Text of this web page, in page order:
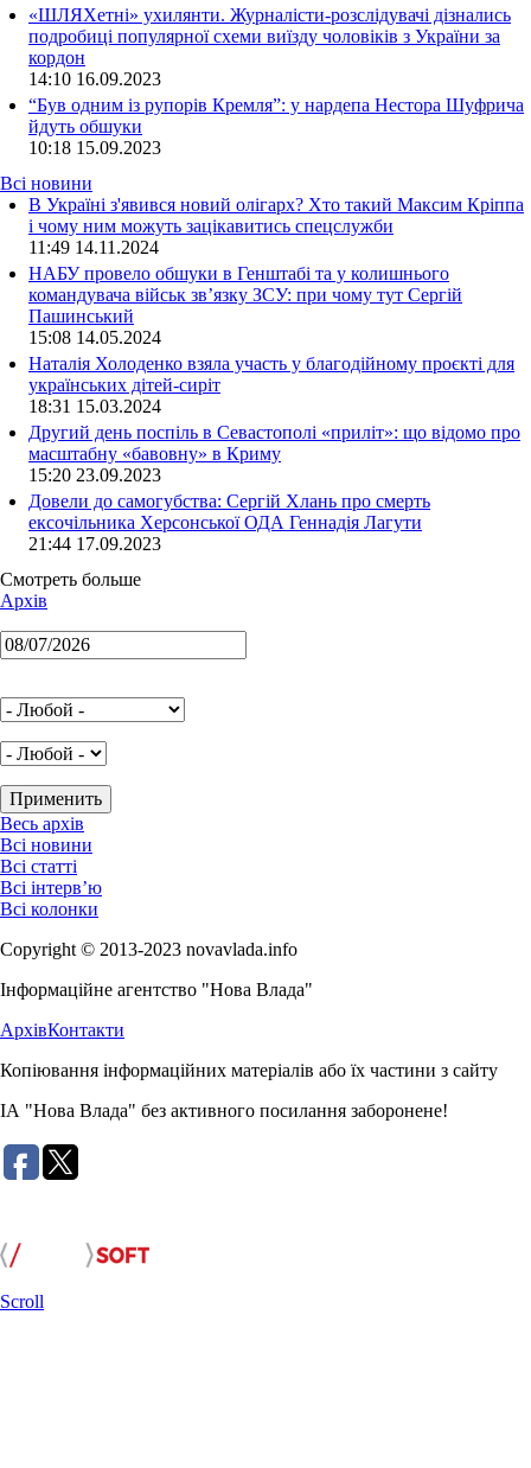
«ШЛЯХетні» ухилянти. Журналісти-розслідувачі дізнались
подробиці популярної схеми виїзду чоловіків з України за
кордон
14:10 16.09.2023
“Був одним із рупорів Кремля”: у нардепа Нестора Шуфрича
йдуть обшуки
10:18 15.09.2023
Всі новини
В Україні з'явився новий олігарх? Хто такий Максим Кріппа
і чому ним можуть зацікавитись спецслужби
11:49 14.11.2024
НАБУ провело обшуки в Генштабі та у колишнього
командувача військ зв’язку ЗСУ: при чому тут Сергій
Пашинський
15:08 14.05.2024
Наталія Холоденко взяла участь у благодійному проєкті для
українських дітей-сиріт
18:31 15.03.2024
Другий день поспіль в Севастополі «приліт»: що відомо про
масштабну «бавовну» в Криму
15:20 23.09.2023
Довели до самогубства: Сергій Хлань про смерть
ексочільника Херсонської ОДА Геннадія Лагути
21:44 17.09.2023
Смотреть больше
Архів
Весь архів
Всі новини
Всі статті
Всі інтерв’ю
Всі колонки
Copyright © 2013-2023 novavlada.info
Інформаційне агентство "Нова Влада"
АрхівКонтакти
Копіювання інформаційних матеріалів або їх частини з сайту
ІА "Нова Влада" без активного посилання заборонене!
Scroll